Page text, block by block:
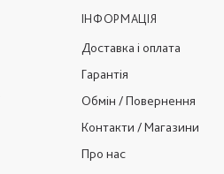
ІНФОРМАЦІЯ
Доставка і оплата
Гарантія
Обмін / Повернення
Контакти / Магазини
Про нас